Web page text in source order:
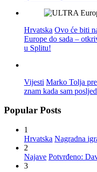
Hrvatska Ovo će biti
Europe do sada –
u Splitu!
Vijesti Marko Tolja
znam kada sam
Popular Posts
1
Hrvatska Nagradna
2
Najave Potvrđeno:
3